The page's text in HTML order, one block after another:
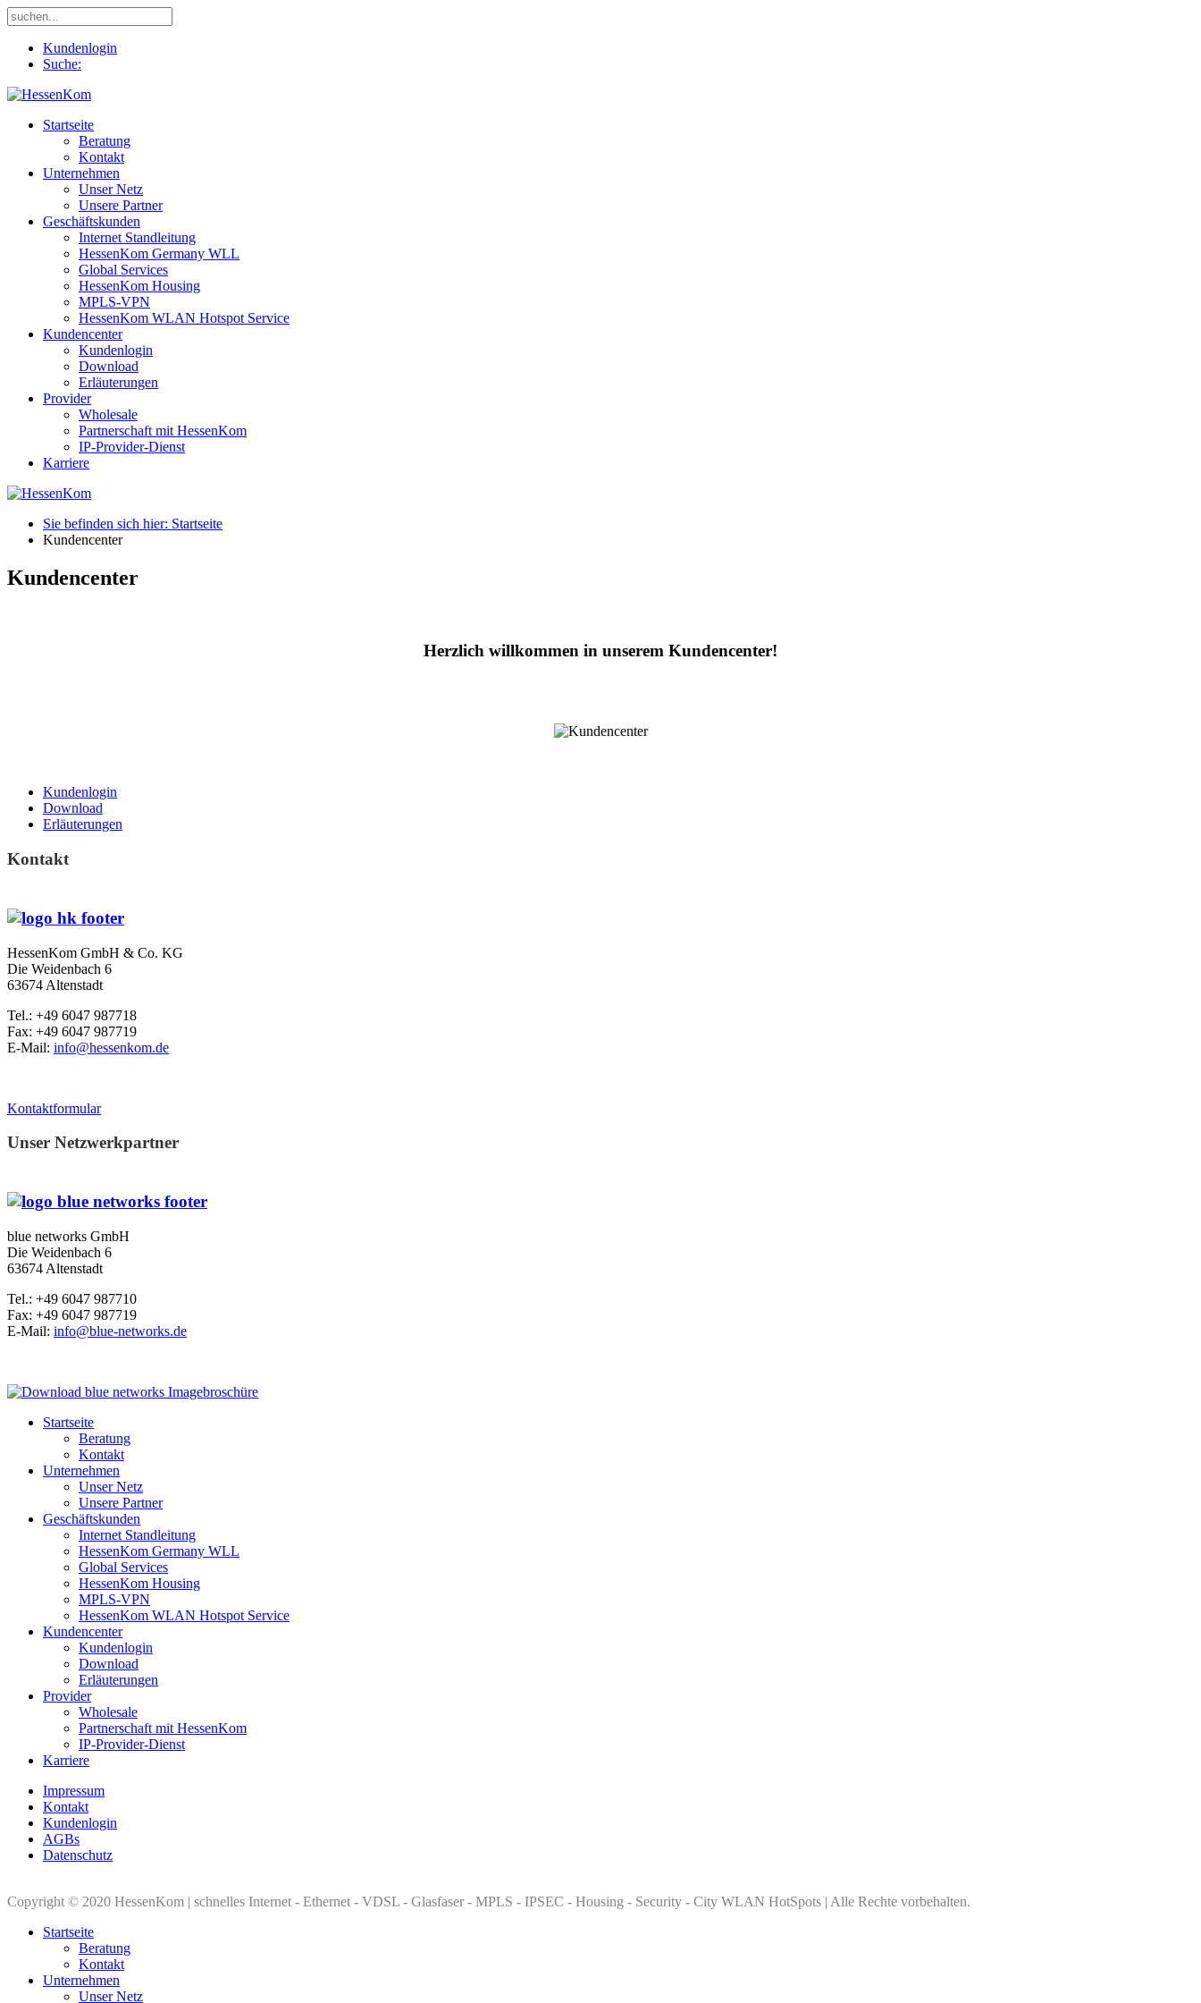
Kundenlogin
Suche:
Startseite
Beratung
Kontakt
Unternehmen
Unser Netz
Unsere Partner
Geschäftskunden
Internet Standleitung
HessenKom Germany WLL
Global Services
HessenKom Housing
MPLS-VPN
HessenKom WLAN Hotspot Service
Kundencenter
Kundenlogin
Download
Erläuterungen
Provider
Wholesale
Partnerschaft mit HessenKom
IP-Provider-Dienst
Karriere
Sie befinden sich hier: Startseite
Kundencenter
Kundencenter
Herzlich willkommen in unserem Kundencenter!
Kundenlogin
Download
Erläuterungen
Kontakt
HessenKom GmbH & Co. KG
Die Weidenbach 6
63674 Altenstadt
Tel.: +49 6047 987718
Fax: +49 6047 987719
E-Mail: info@hessenkom.de
Kontaktformular
Unser Netzwerkpartner
blue networks GmbH
Die Weidenbach 6
63674 Altenstadt
Tel.: +49 6047 987710
Fax: +49 6047 987719
E-Mail: info@blue-networks.de
Startseite
Beratung
Kontakt
Unternehmen
Unser Netz
Unsere Partner
Geschäftskunden
Internet Standleitung
HessenKom Germany WLL
Global Services
HessenKom Housing
MPLS-VPN
HessenKom WLAN Hotspot Service
Kundencenter
Kundenlogin
Download
Erläuterungen
Provider
Wholesale
Partnerschaft mit HessenKom
IP-Provider-Dienst
Karriere
Impressum
Kontakt
Kundenlogin
AGBs
Datenschutz
Copyright © 2020 HessenKom | schnelles Internet - Ethernet - VDSL - Glasfaser - MPLS - IPSEC - Housing - Security - City WLAN HotSpots | Alle Rechte vorbehalten.
Startseite
Beratung
Kontakt
Unternehmen
Unser Netz